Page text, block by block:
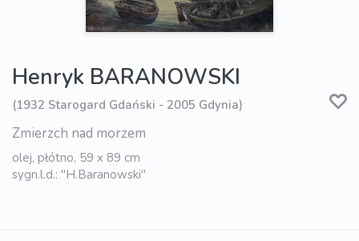
Henryk BARANOWSKI
(1932 Starogard Gdański - 2005 Gdynia)
Zmierzch nad morzem
olej, płótno, 59 x 89 cm
sygn.l.d.: "H.Baranowski"